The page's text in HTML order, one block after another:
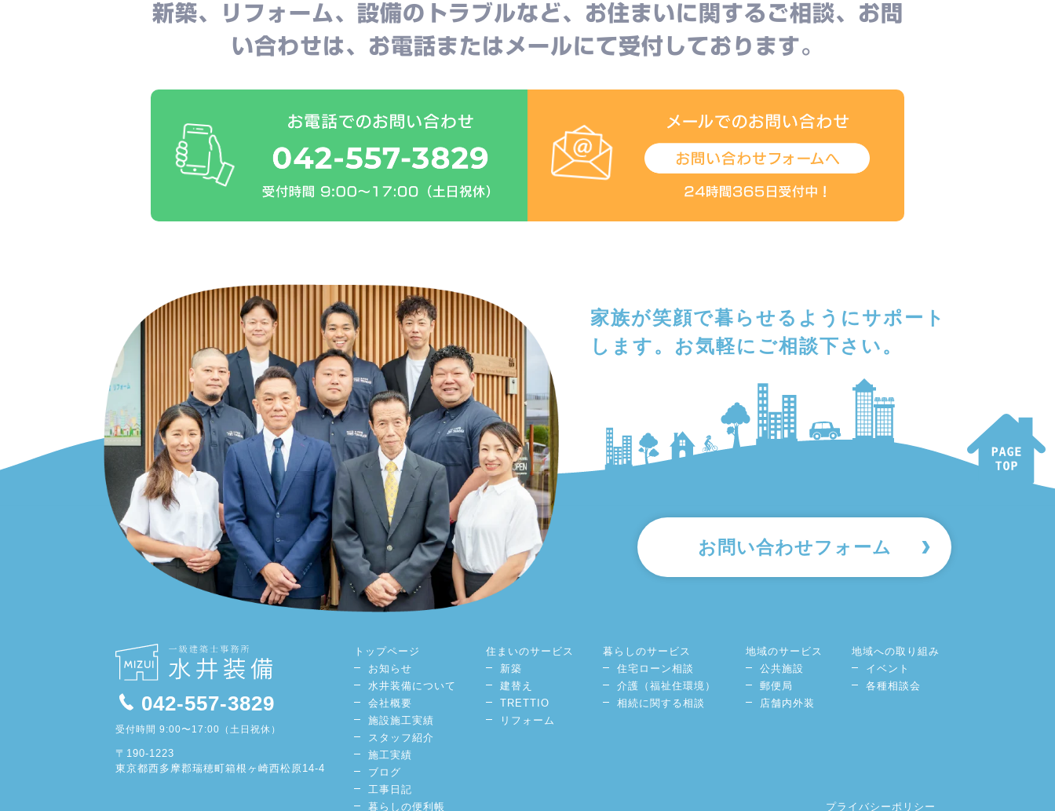
新築、リフォーム、設備のトラブルなど、お住まいに関するご相談、お問
い合わせは、お電話またはメールにて受付しております。
家族が笑顔で暮らせるようにサポート
します。 お気軽にご相談下さい。
お問い合わせフォーム
042-557-3829
受付時間 9:00〜17:00（土日祝休）
〒190-1223
東京都西多摩郡瑞穂町箱根ヶ崎西松原14-4
トップページ
お知らせ
水井装備について
会社概要
施設施工実績
スタッフ紹介
施工実績
ブログ
工事日記
暮らしの便利帳
プライバシーポリシー
住まいのサービス
新築
建替え
TRETTIO
リフォーム
暮らしのサービス
住宅ローン相談
介護（福祉住環境）
相続に関する相談
地域のサービス
公共施設
郵便局
店舗内外装
地域への取り組み
イベント
各種相談会